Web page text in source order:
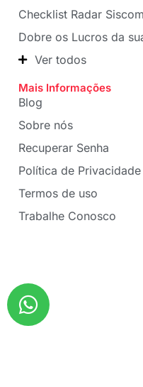
Checklist Radar
Dobre os Lucros da
Ver todos
Mais Informações
Blog
Sobre nós
Recuperar Senha
Política de Privacidade
Termos de uso
Trabalhe Conosco